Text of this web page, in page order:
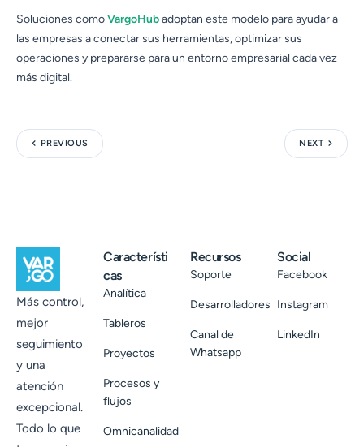
Soluciones comoVargoHubadoptan este modelo para ayudar a
las empresas a conectar sus herramientas, optimizar sus
operaciones y prepararse para un entorno empresarial cada vez
más digital.
PREVIOUS NEXT
Más control,
mejor
seguimiento
y una
atención
excepcional.
Todo lo que
Característi
cas
Analítica
Tableros
Proyectos
Procesos y
flujos
Omnicanalidad
Recursos
Soporte
Desarrolladores
Canal de
Whatsapp
Social
Facebook
Instagram
LinkedIn